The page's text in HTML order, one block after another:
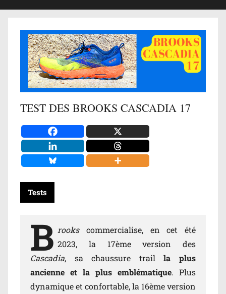
TEST DES BROOKS CASCADIA 17
Tests
B rooks commercialise, en cet été
2023, la 17ème version des
Cascadia, sa chaussure trailla plus
ancienne et la plus emblématique. Plus
dynamique et confortable, la 16ème version